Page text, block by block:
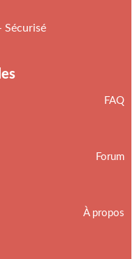
Sécurisé
FAQ
Forum
À propos